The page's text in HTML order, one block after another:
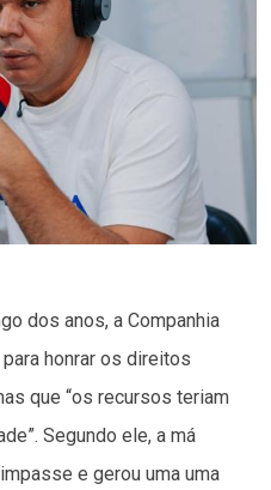
dos anos, a Companhia
honrar os direitos
que “os recursos teriam
Segundo ele, a má
e gerou uma uma